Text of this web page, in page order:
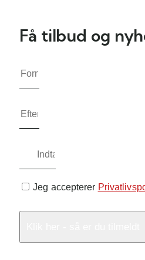
Få tilbud og
Jeg accepterer